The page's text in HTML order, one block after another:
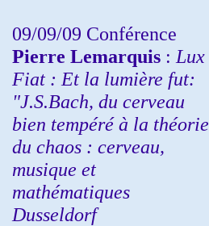
09/09/09 Conférence
Pierre Lemarquis : Lux
Fiat : Et la lumière fut:
"J.S.Bach, du cerveau
bien tempéré à la théorie
du chaos : cerveau,
musique et
mathématiques
Dusseldorf